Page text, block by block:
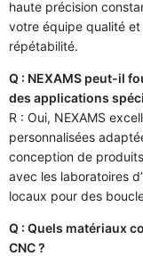
haute précision
votre équipe qualité
répétabilité.
Q : NEXAMS peut-il
des applications
R : Oui, NEXAMS
personnalisées
conception de
avec les laboratoires
locaux pour des
Q : Quels matériaux
CNC ?